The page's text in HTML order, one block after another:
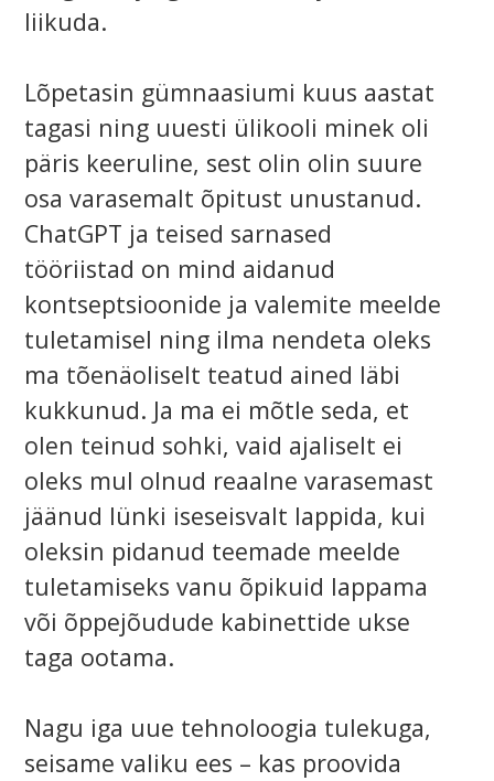
liikuda.
Lõpetasin gümnaasiumi kuus aastat
tagasi ning uuesti ülikooli minek oli
päris keeruline, sest olin olin suure
osa varasemalt õpitust unustanud.
ChatGPT ja teised sarnased
tööriistad on mind aidanud
kontseptsioonide ja valemite meelde
tuletamisel ning ilma nendeta oleks
ma tõenäoliselt teatud ained läbi
kukkunud. Ja ma ei mõtle seda, et
olen teinud sohki, vaid ajaliselt ei
oleks mul olnud reaalne varasemast
jäänud lünki iseseisvalt lappida, kui
oleksin pidanud teemade meelde
tuletamiseks vanu õpikuid lappama
või õppejõudude kabinettide ukse
taga ootama.
Nagu iga uue tehnoloogia tulekuga,
seisame valiku ees – kas proovida